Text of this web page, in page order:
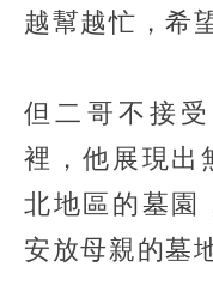
越幫越忙，希
但二哥不接
裡，他展現出
北地區的墓園
安放母親的墓